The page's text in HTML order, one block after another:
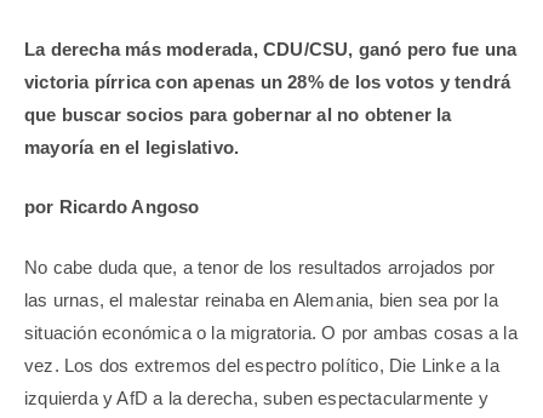
La derecha más moderada, CDU/CSU, ganó pero fue una
victoria pírrica con apenas un 28% de los votos y tendrá
que buscar socios para gobernar al no obtener la
mayoría en el legislativo.
por Ricardo Angoso
No cabe duda que, a tenor de los resultados arrojados por
las urnas, el malestar reinaba en Alemania, bien sea por la
situación económica o la migratoria. O por ambas cosas a la
vez. Los dos extremos del espectro político, Die Linke a la
izquierda y AfD a la derecha, suben espectacularmente y